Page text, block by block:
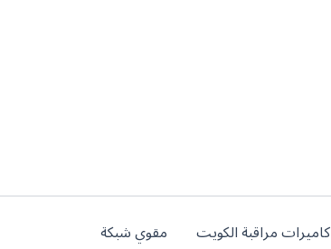
كاميرات مراقبة الكويت مقوي شبكة